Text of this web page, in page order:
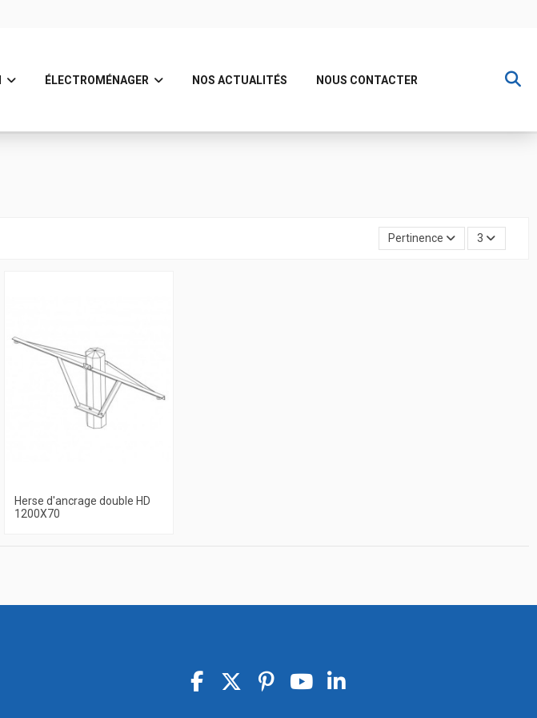
ÉLECTROMÉNAGER NOS ACTUALITÉS NOUS CONTACTER
Pertinence 3
Herse d'ancrage double HD
1200X70